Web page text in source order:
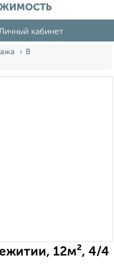
кабинет
В
12м², 4/4